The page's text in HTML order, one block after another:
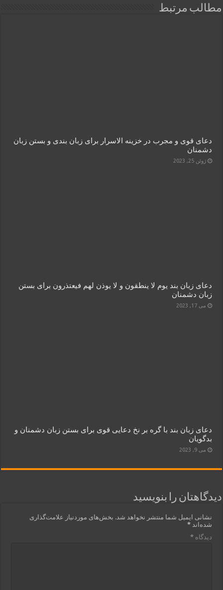
مطالب مرتبط
دعای قوی و مجرب در خزینه الاسرار برای زبان بندی و بستن زبان
دشمنان
ژوئن 25, 2023
دعای زبان بند یوم لا ینطقون و لا یوذن لهم فیعتذرون برای بستن
زبان دشمنان
می 17, 2023
دعای زبان بند با گره بر نخ دعایی قوی برای بستن زبان دشمنان و
بدگویان
می 9, 2023
دیدگاهتان را بنویسید
نشانی ایمیل شما منتشر نخواهد شد. بخش‌های موردنیاز علامت‌گذاری
شده‌اند*
دیدگاه*